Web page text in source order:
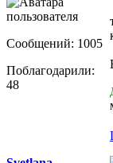
Сообщений: 1005
Поблагодарили:
48